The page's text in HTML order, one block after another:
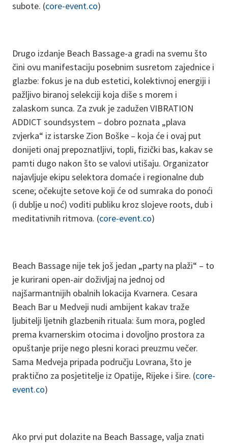
subote. (core-event.co)
Drugo izdanje Beach Bassage-a gradi na svemu što
čini ovu manifestaciju posebnim susretom zajednice i
glazbe: fokus je na dub estetici, kolektivnoj energiji i
pažljivo biranoj selekciji koja diše s morem i
zalaskom sunca. Za zvuk je zadužen VIBRATION
ADDICT soundsystem – dobro poznata „plava
zvjerka“ iz istarske Zion Boške – koja će i ovaj put
donijeti onaj prepoznatljivi, topli, fizički bas, kakav se
pamti dugo nakon što se valovi utišaju. Organizator
najavljuje ekipu selektora domaće i regionalne dub
scene; očekujte setove koji će od sumraka do ponoći
(i dublje u noć) voditi publiku kroz slojeve roots, dub i
meditativnih ritmova. (core-event.co)
Beach Bassage nije tek još jedan „party na plaži“ – to
je kurirani open-air doživljaj na jednoj od
najšarmantnijih obalnih lokacija Kvarnera. Cesara
Beach Bar u Medveji nudi ambijent kakav traže
ljubitelji ljetnih glazbenih rituala: šum mora, pogled
prema kvarnerskim otocima i dovoljno prostora za
opuštanje prije nego plesni koraci preuzmu večer.
Sama Medveja pripada području Lovrana, što je
praktično za posjetitelje iz Opatije, Rijeke i šire. (core-
event.co)
Ako prvi put dolazite na Beach Bassage, valja znati